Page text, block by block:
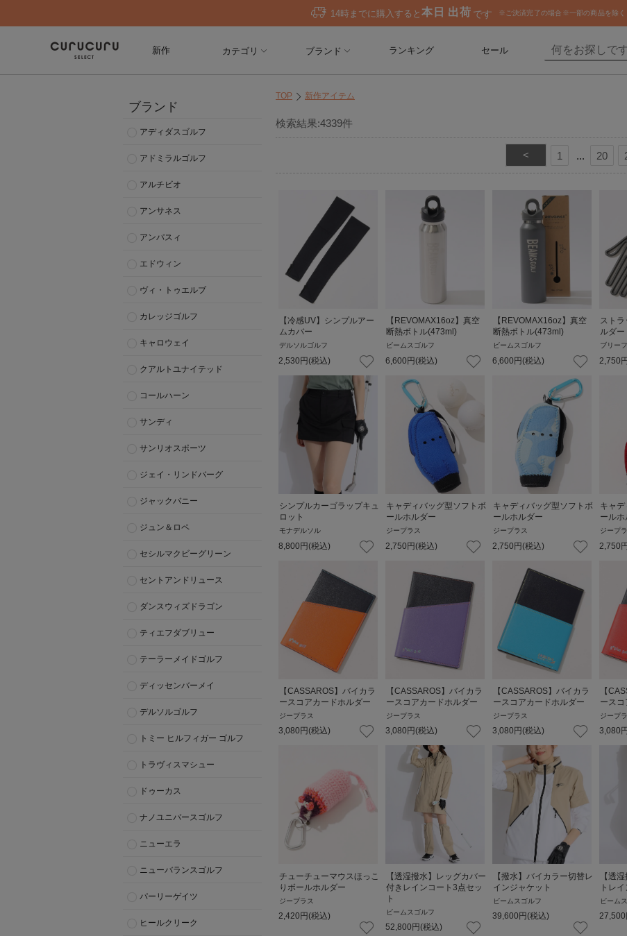
新作 カテゴリ ブランド ランキング セール
ブランド
アディダスゴルフ
アドミラルゴルフ
アルチビオ
アンサネス
アンパスィ
エドウィン
ヴィ・トゥエルブ
カレッジゴルフ
キャロウェイ
クアルトユナイテッド
コールハーン
サンディ
サンリオスポーツ
ジェイ・リンドバーグ
ジャックバニー
ジュン＆ロペ
セシルマクビーグリーン
セントアンドリュース
ダンスウィズドラゴン
ティエフダブリュー
テーラーメイドゴルフ
ディッセンバーメイ
デルソルゴルフ
トミー ヒルフィガー ゴルフ
トラヴィスマシュー
ドゥーカス
ナノユニバースゴルフ
ニューエラ
ニューバランスゴルフ
パーリーゲイツ
ヒールクリーク
TOP 新作アイテム
検索結果:4339件
< 1 20
【冷感UV】シンプルアー
ムカバー
デルソルゴルフ
2,530円(税込)
【REVOMAX16oz】真空
断熱ボトル(473ml)
ビームスゴルフ
6,600円(税込)
【REVOMAX16oz】真空
断熱ボトル(473ml)
ビームスゴルフ
6,600円(税込)
スト
ルダー
ブリー
2,750
シンプルカーゴラップキュ
ロット
モナデルソル
8,800円(税込)
キャディバッグ型ソフトボ
ールホルダー
ジープラス
2,750円(税込)
キャディバッグ型ソフトボ
ールホルダー
ジープラス
2,750円(税込)
キャ
ールホ
ジープ
2,750
【CASSAROS】バイカラ
ースコアカードホルダー
ジープラス
3,080 円(税込)
【CASSAROS】バイカラ
ースコアカードホルダー
ジープラス
3,080 円(税込)
【CASSAROS】バイカラ
ースコアカードホルダー
ジープラス
3,080 円(税込)
【
ース
ジープ
3,080 円
チューチューマウスほっこ
りボールホルダー
ジープラス
2,420 円(税込)
【透湿撥水】レッグカバー
付きレインコート3点セッ
ト
ビームスゴルフ
52,800 円(税込)
【撥水】バイカラー切替レ
インジャケット
ビームスゴルフ
39,600 円(税込)
【透
トレ
ビーム
27,500